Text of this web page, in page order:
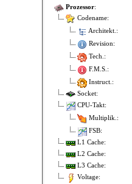
Prozessor:
Codename:
Architekt.:
Revision:
Tech.:
F.M.S.:
Instruct.:
Socket:
CPU-Takt:
Multiplik.:
FSB:
L1 Cache:
L2 Cache:
L3 Cache:
Voltage: